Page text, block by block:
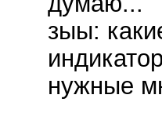
зыы:
нужные